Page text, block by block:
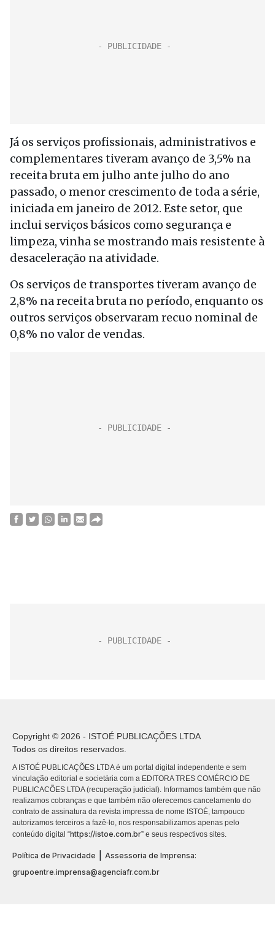
Já os serviços profissionais, administrativos e
complementares tiveram avanço de 3,5% na
receita bruta em julho ante julho do ano
passado, o menor crescimento de toda a série,
iniciada em janeiro de 2012. Este setor, que
inclui serviços básicos como segurança e
limpeza, vinha se mostrando mais resistente à
desaceleração na atividade.
Os serviços de transportes tiveram avanço de
2,8% na receita bruta no período, enquanto os
outros serviços observaram recuo nominal de
0,8% no valor de vendas.
Copyright © 2026 - ISTOÉ PUBLICAÇÕES LTDA
Todos os direitos reservados.
A ISTOÉ PUBLICAÇÕES LTDA é um portal digital independente e sem
vinculação editorial e societária com a EDITORA TRES COMÉRCIO DE
PUBLICACÕES LTDA (recuperação judicial). Informamos também que não
realizamos cobranças e que também não oferecemos cancelamento do
contrato de assinatura da revista impressa de nome ISTOÉ, tampouco
autorizamos terceiros a fazê-lo, nos responsabilizamos apenas pelo
conteúdo digital “https://istoe.com.br” e seus respectivos sites.
Política de Privacidade
Assessoria de Imprensa:
grupoentre.imprensa@agenciafr.com.br